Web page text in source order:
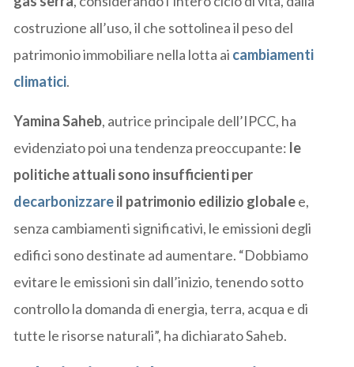
costruzione all’uso, il che sottolinea il peso del
patrimonio immobiliare nella lotta ai cambiamenti
climatici.
Yamina Saheb, autrice principale dell’IPCC, ha
evidenziato poi una tendenza preoccupante: le
politiche attuali sono insufficienti per
decarbonizzareil patrimonio edilizio globalee,
senza cambiamenti significativi, le emissioni degli
edifici sono destinate ad aumentare. “Dobbiamo
evitare le emissioni sin dall’inizio, tenendo sotto
controllo la domanda di energia, terra, acqua e di
tutte le risorse naturali”, ha dichiarato Saheb.